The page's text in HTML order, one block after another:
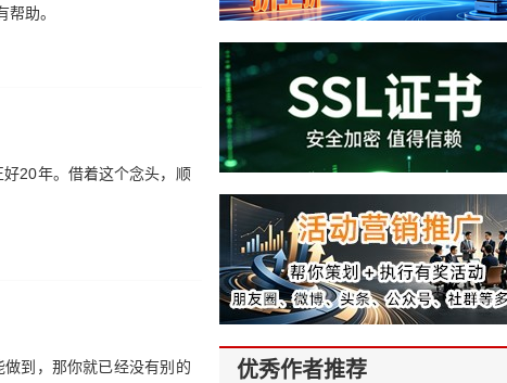
助。
20年。借着这个念头，顺
到，那你就已经没有别的
优秀作者推荐